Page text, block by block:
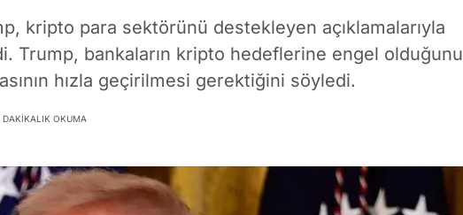
kripto para sektörünü destekleyen açıklamalarıyla
Trump, bankaların kripto hedeflerine engel olduğunu
hızla geçirilmesi gerektiğini söyledi.
DAKIKALIK OKUMA